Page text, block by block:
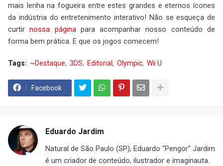
mais lenha na fogueira entre estes grandes e eternos ícones
da indústria do entretenimento interativo! Não se esqueça de
curtirnossa páginapara acompanhar nosso conteúdo de
forma bem prática. E que os jogos comecem!
Tags: ~Destaque 3DS Editorial Olympic Wii U
Facebook
Eduardo Jardim
Natural de São Paulo (SP), Eduardo "Pengor" Jardim
é um criador de conteúdo, ilustrador e imaginauta.